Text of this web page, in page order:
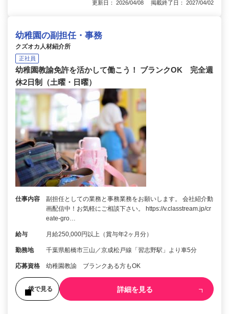
更新日： 2026/04/08 掲載終了日： 2027/04/02
幼稚園の副担任・事務
クズオカ人材紹介所
正社員
幼稚園教諭免許を活かして働こう！ ブランクOK 完全週
休2日制（土曜・日曜）
仕事内容
副担任としての業務と事務業務をお願いします。 会社紹介動
画配信中！お気軽にご相談下さい。 https://v.classtream.jp/cr
eate-gro…
給与 月給250,000円以上（賞与年2ヶ月分）
勤務地 千葉県船橋市三山／京成松戸線「習志野駅」より車5分
応募資格 幼稚園教諭 ブランクある方もOK
後で見る 詳細を見る